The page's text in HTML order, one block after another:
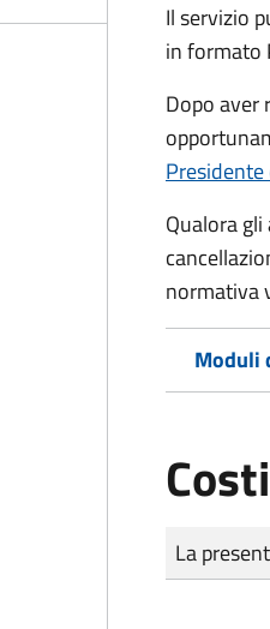
Il servizio
in formato
Dopo aver
Qualora
normativa
Moduli
Costi
Tipo di
Importo
La